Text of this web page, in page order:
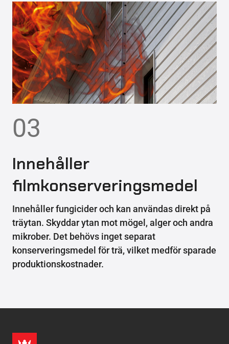
03
Innehåller
filmkonserveringsmedel
Innehåller fungicider och kan användas direkt på
träytan. Skyddar ytan mot mögel, alger och andra
mikrober. Det behövs inget separat
konserveringsmedel för trä, vilket medför sparade
produktionskostnader.